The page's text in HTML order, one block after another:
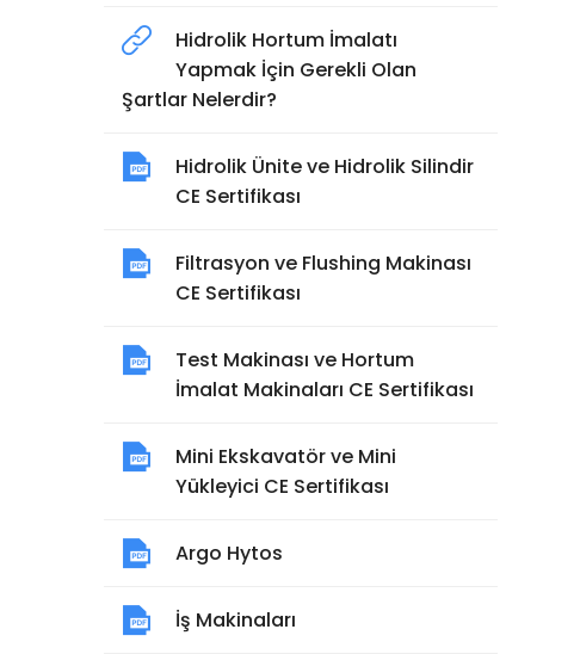
Hidrolik Hortum İmalatı
Yapmak İçin Gerekli Olan
Şartlar Nelerdir?
Hidrolik Ünite ve Hidrolik Silindir
CE Sertifikası
Filtrasyon ve Flushing Makinası
CE Sertifikası
Test Makinası ve Hortum
İmalat Makinaları CE Sertifikası
Mini Ekskavatör ve Mini
Yükleyici CE Sertifikası
Argo Hytos
İş Makinaları